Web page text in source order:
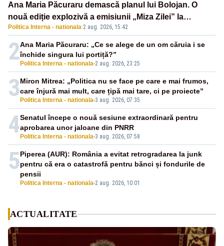
Ana Maria Păcuraru demască planul lui Bolojan. O
nouă ediție explozivă a emisiunii „Miza Zilei” la
Realitatea PLUS
Politica Interna - nationala·2 aug. 2026, 15:42
2 Politica Interna - nationala-2 aug. 2026, 23:25
Ana Maria Păcuraru: „Ce se alege de un om căruia i se
închide singura lui portiță?”
3 Politica Interna - nationala-3 aug. 2026, 07:35
Miron Mitrea: „Politica nu se face pe care e mai frumos,
care înjură mai mult, care țipă mai tare, ci pe proiecte”
4 Politica Interna - nationala-3 aug. 2026, 07:58
Senatul începe o nouă sesiune extraordinară pentru
aprobarea unor jaloane din PNRR
5
Politica Interna - nationala-2 aug. 2026, 10:01
Piperea (AUR): România a evitat retrogradarea la junk
pentru că era o catastrofă pentru bănci și fondurile de
pensii
ACTUALITATE